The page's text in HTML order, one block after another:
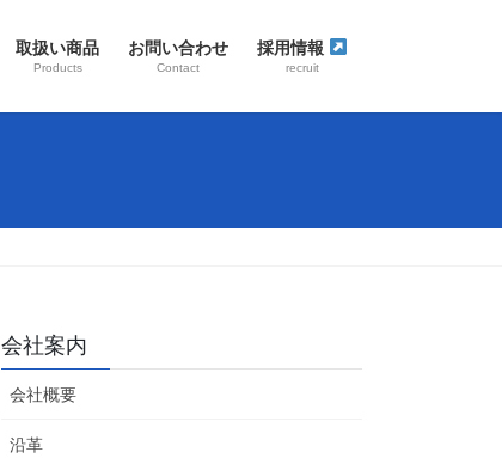
取扱い商品
Products
お問い合わせ
Contact
採用情報
recruit
会社案内
会社概要
沿革